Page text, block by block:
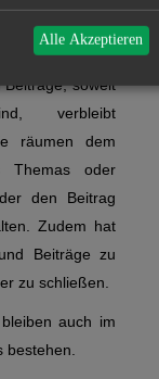
von
soweit
verbleibt
räumen dem
Themas oder
den Beitrag
Zudem hat
Beiträge zu
zu schließen.
auch im
Alle Akzeptieren